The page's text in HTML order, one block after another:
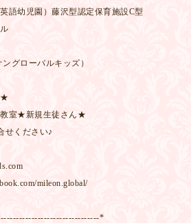
語幼児園）藤沢型認定保育施設C型
グローバルキッズ）
★
室★新規生徒さん★
せください♪
mileon.global/
*